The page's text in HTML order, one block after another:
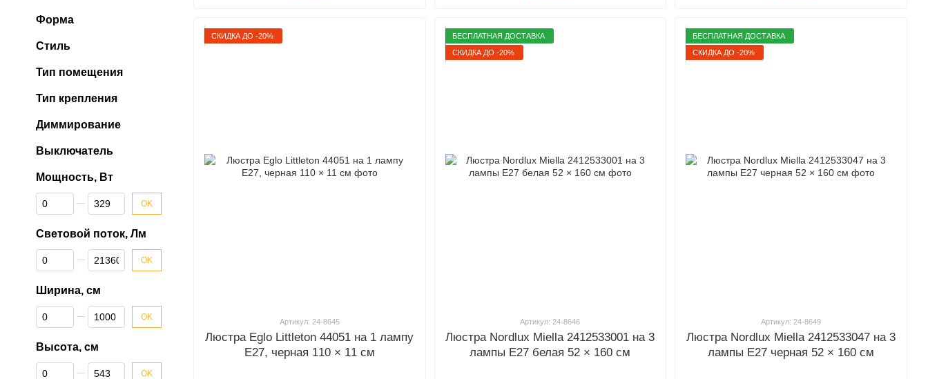
СКИДКА ДО -20%
Артикул: 24-8645
Люстра Eglo Littleton 44051 на 1 лампу
E27, черная 110 × 11 см
БЕСПЛАТНАЯ ДОСТАВКА
СКИДКА ДО -20%
Артикул: 24-8646
Люстра Nordlux Miella 2412533001 на 3
лампы E27 белая 52 × 160 см
БЕСПЛАТНАЯ ДОСТАВКА
СКИДКА ДО -20%
Артикул: 24-8649
Люстра Nordlux Miella 2412533047 на 3
лампы E27 черная 52 × 160 см
Форма
Стиль
Тип помещения
Тип крепления
Диммирование
Выключатель
Мощность, Вт
От Мощность, Вт
До Мощность, Вт OK
Световой поток, Лм
От Световой поток, Лм
До Световой поток, Лм OK
Ширина, см
От Ширина, см
До Ширина, см OK
Высота, см
От Высота, см
До Высота, см OK